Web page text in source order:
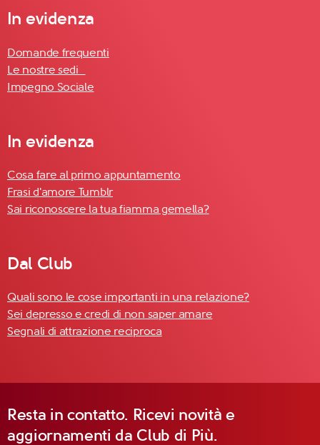
In evidenza
Domande frequenti
Le nostre sedi
Impegno Sociale
In evidenza
Cosa fare al primo appuntamento
Frasi d'amore Tumblr
Sai riconoscere la tua fiamma gemella?
Dal Club
Quali sono le cose importanti in una relazione?
Sei depresso e credi di non saper amare
Segnali di attrazione reciproca
Resta in contatto. Ricevi novità e
aggiornamenti da Club di Più.